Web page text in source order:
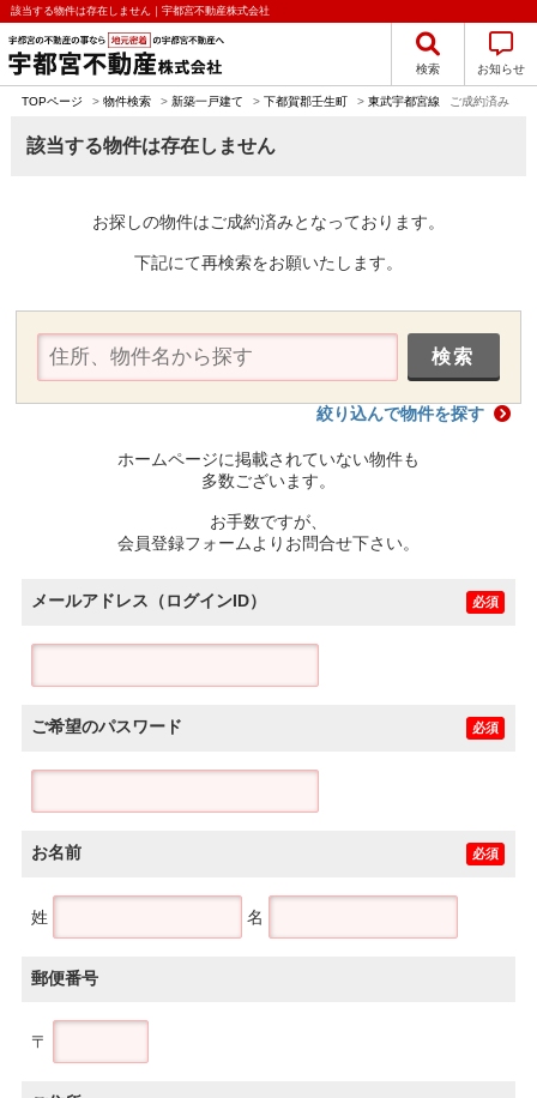
該当する物件は存在しません｜宇都宮不動産株式会社
検索 お知らせ
TOPページ > 物件検索 > 新築一戸建て > 下都賀郡壬生町 > 東武宇都宮線 ご成約済み
該当する物件は存在しません
お探しの物件はご成約済みとなっております。
下記にて再検索をお願いたします。
絞り込んで物件を探す
ホームページに掲載されていない物件も
多数ございます。
お手数ですが、
会員登録フォームよりお問合せ下さい。
メールアドレス（ログインID） 必須
ご希望のパスワード 必須
お名前 必須
姓 名
郵便番号
〒